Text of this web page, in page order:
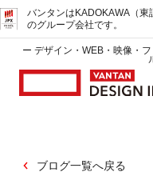
バンタンはKADOKAWA（東
のグループ会社です。
ー デザイン・WEB・映像・
ブログ一覧へ戻る